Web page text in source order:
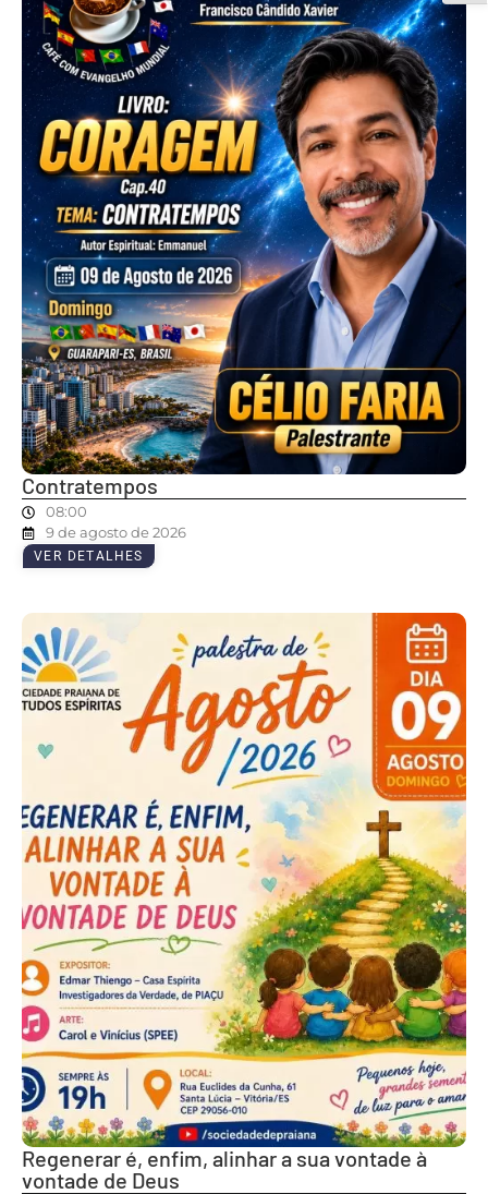
Contratempos
08:00
9 de agosto de 2026
VER DETALHES
Regenerar é, enfim, alinhar a sua vontade à
vontade de Deus